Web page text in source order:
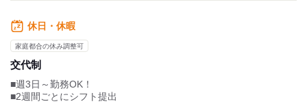
■週5日勤務したい
■曜日固定で働きたい
こんな方も大歓迎です！
休日・休暇
家庭都合の休み調整可
交代制
■週3日～勤務OK！
■2週間ごとにシフト提出